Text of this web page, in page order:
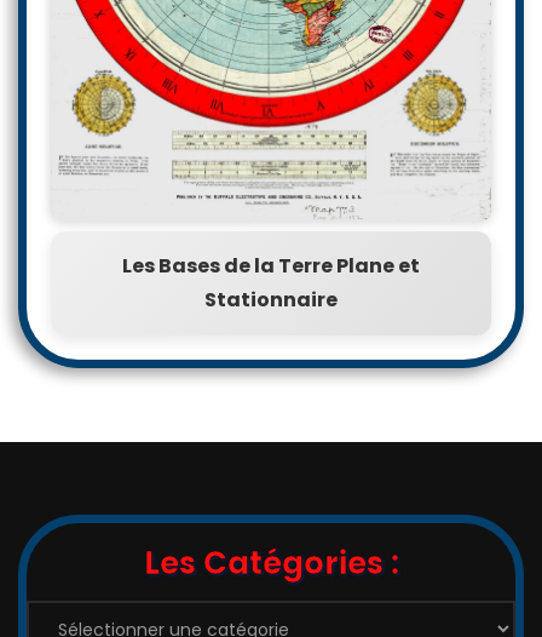
Les Bases de la Terre Plane et
Stationnaire
Les Catégories :